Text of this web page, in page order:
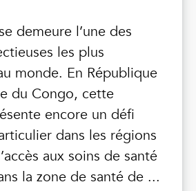
demeure l’une des
les plus
monde. En République
du Congo, cette
encore un défi
dans les régions
aux soins de santé
la zone de santé de ...